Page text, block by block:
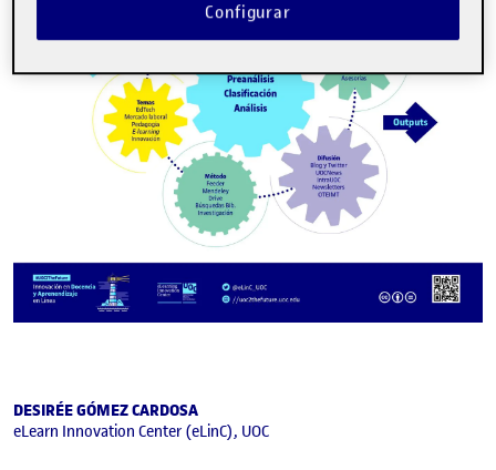
DESIRÉE GÓMEZ CARDOSA
eLearn Innovation Center (eLinC), UOC
Configurar